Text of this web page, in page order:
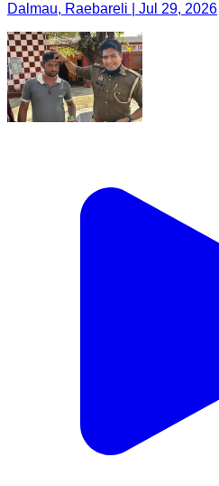
Dalmau, Raebareli | Jul 29, 2026